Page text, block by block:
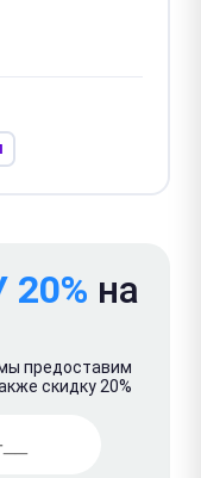
на
предоставим
скидку 20%